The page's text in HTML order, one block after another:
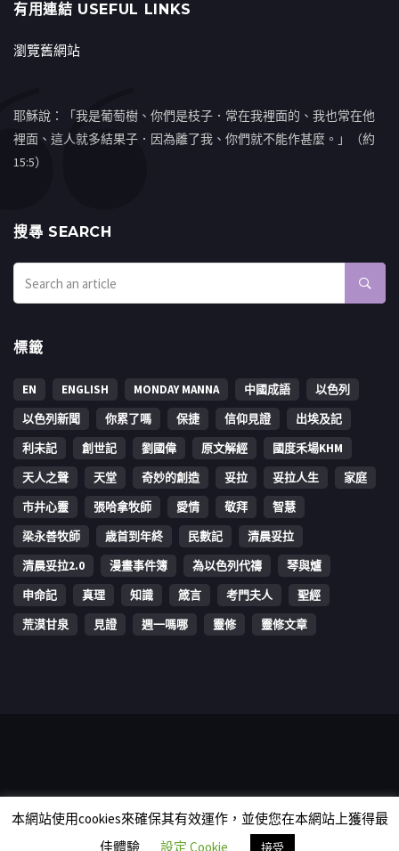
有用連結 USEFUL LINKS
瀏覽舊網站
耶穌說：「我是葡萄樹、你們是枝子．常在我裡面的、我也常在他
裡面、這人就多結果子．因為離了我、你們就不能作甚麼。」（約
15:5）
搜㝷 SEARCH
標籤
EN ENGLISH MONDAY MANNA 中國成語
以色列
以色列新聞
你累了嗎 保捷 信仰見證
出埃及記
利未記
創世記 劉國偉 原文解經
國度禾場KHM
天人之聲
天堂 奇妙的創造 妥拉 妥拉人生
家庭
市井心靈
張哈拿牧師 愛情 敬拜
智慧
梁永善牧師
歳首到年終 民數記
清晨妥拉
清晨妥拉2.0
漫畫事件簿 為以色列代禱
琴與爐
申命記
真理 知識 箴言 考門夫人
聖經
荒漠甘泉
見證 週一嗎哪 靈修 靈修文章
rights reserved.
本網站使用cookies來確保其有效運作，並使您在本網站上獲得最
佳體驗
設定 Cookie 接受